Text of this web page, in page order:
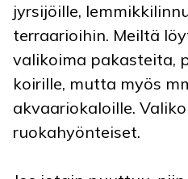
jyrsijöille,
terraarioihin. Meiltä
valikoima pakasteita,
koirille, mutta myös
akvaariokaloille.
ruokahyönteiset.